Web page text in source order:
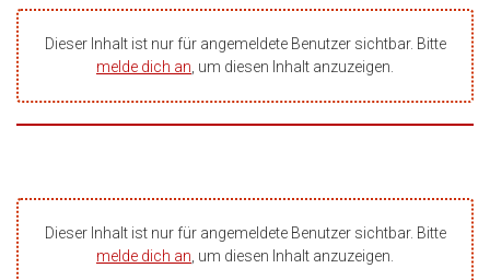
Dieser Inhalt ist nur für angemeldete Benutzer sichtbar. Bitte
melde dich an, um diesen Inhalt anzuzeigen.
Dieser Inhalt ist nur für angemeldete Benutzer sichtbar. Bitte
melde dich an, um diesen Inhalt anzuzeigen.